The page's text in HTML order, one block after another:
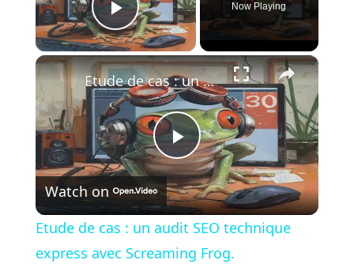
Play Video
Now Playing
×
P
l
a
Etude de cas : un audit SEO technique express avec Screaming Frog.
Watch on
Etude de cas : un audit SEO technique
express avec Screaming Frog.